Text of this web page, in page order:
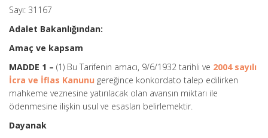
Sayı: 31167
Adalet Bakanlığından:
Amaç ve kapsam
MADDE 1 – (1) Bu Tarifenin amacı, 9/6/1932 tarihli ve 2004 sayılı
İcra ve İflas Kanunu gereğince konkordato talep edilirken
mahkeme veznesine yatırılacak olan avansın miktarı ile
ödenmesine ilişkin usul ve esasları belirlemektir.
Dayanak